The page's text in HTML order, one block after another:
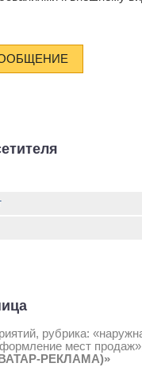
рубрика:
мест
РЕКЛАМА)»